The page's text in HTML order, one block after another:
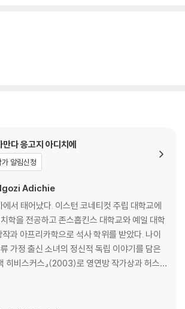
만다 응고지 아디치에
알림신청
Adichie
서 태어났다. 이스턴 코네티컷 주립 대학교에
학을 전공하고 존스홉킨스 대학교와 예일 대학
과 아프리카학으로 석사 학위를 받았다. 나이
가정 출신 소녀의 정신적 독립 이야기를 담은
히비스커스』(2003)로 영연방 작가상과 허스
상하며 문단에 데뷔했다. 나이지리아 현대사를
을 감동적으로 그려 낸 두 번째 장편 소설 『절반